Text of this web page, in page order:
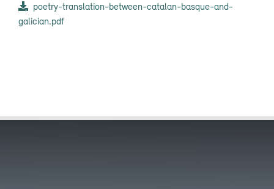
poetry-translation-between-catalan-basque-and-
galician.pdf